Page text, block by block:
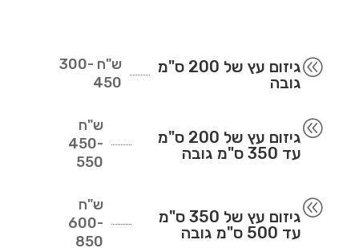
@
גיזום עץ של 200 ס"מ
גובה
ש"ח 300-
450
@
גיזום עץ של 200 ס"מ
עד 350 ס"מ גובה
ש"ח
450-
550
@
גיזום עץ של 350 ס"מ
עד 500 ס"מ גובה
ש"ח
600-
850